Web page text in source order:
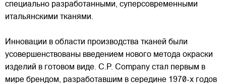
специально разработанными, суперсовременными
итальянскими тканями.
Инновации в области производства тканей были
усовершенствованы введением нового метода окраски
изделий в готовом виде. C.P. Company стал первым в
мире брендом, разработавшим в середине 1970-х годов